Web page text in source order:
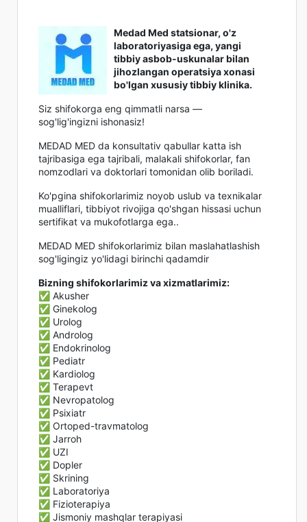
Medad Med statsionar, o'z
laboratoriyasiga ega, yangi
tibbiy asbob-uskunalar bilan
jihozlangan operatsiya xonasi
bo'lgan xususiy tibbiy klinika.
Siz shifokorga eng qimmatli narsa —
sog'lig'ingizni ishonasiz!
MEDAD MED da konsultativ qabullar katta ish
tajribasiga ega tajribali, malakali shifokorlar, fan
nomzodlari va doktorlari tomonidan olib boriladi.
Ko'pgina shifokorlarimiz noyob uslub va texnikalar
mualliflari, tibbiyot rivojiga qo'shgan hissasi uchun
sertifikat va mukofotlarga ega..
MEDAD MED shifokorlarimiz bilan maslahatlashish
sog'ligingiz yo'lidagi birinchi qadamdir
Bizning shifokorlarimiz va xizmatlarimiz:
✅ Akusher
✅ Ginekolog
✅ Urolog
✅ Androlog
✅ Endokrinolog
✅ Pediatr
✅ Kardiolog
✅ Terapevt
✅ Nevropatolog
✅ Psixiatr
✅ Ortoped-travmatolog
✅ Jarroh
✅ UZI
✅ Dopler
✅ Skrining
✅ Laboratoriya
✅ Fizioterapiya
✅ Jismoniy mashqlar terapiyasi